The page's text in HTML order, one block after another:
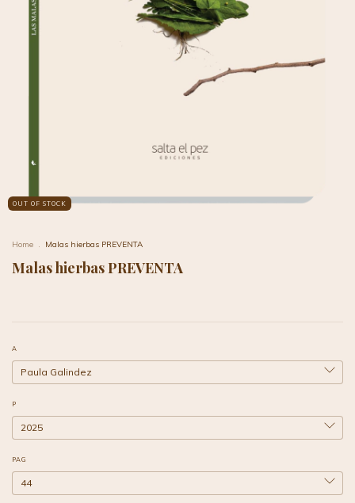
OUT OF STOCK
Home . Malas hierbas PREVENTA
Malas hierbas PREVENTA
A
P
PAG